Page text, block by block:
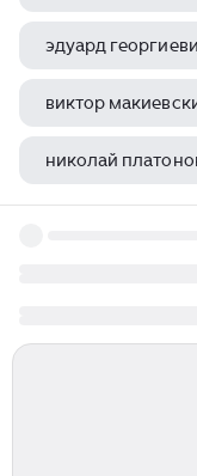
эдуард
виктор
николай